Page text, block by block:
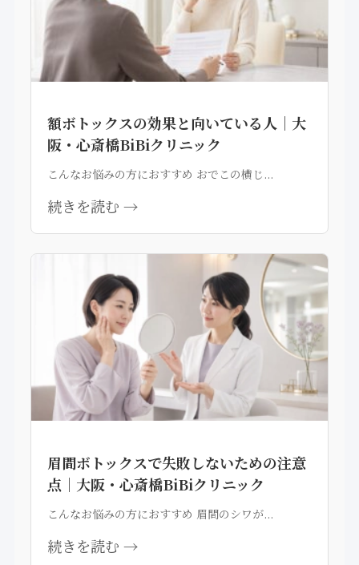
額ボトックスの効果と向いている人｜大
阪・心斎橋BiBiクリニック
こんなお悩みの方におすすめ おでこの横じ...
続きを読む →
眉間ボトックスで失敗しないための注意
点｜大阪・心斎橋BiBiクリニック
こんなお悩みの方におすすめ 眉間のシワが...
続きを読む →